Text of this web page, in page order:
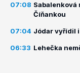
07:08 Sabalenková
Číňankou
07:04 Jódar vyřídil
06:33 Lehečka